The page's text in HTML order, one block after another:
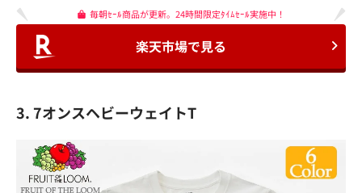
毎朝ｾｰﾙ商品が更新。24時間限定ﾀｲﾑｾｰﾙ実施中！
楽天市場で見る
3. 7オンスヘビーウェイトT